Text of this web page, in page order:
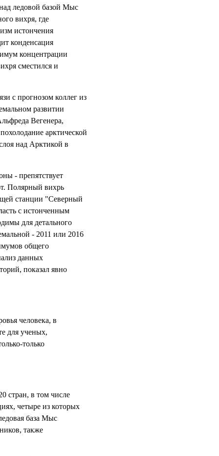
ледовой базой Мыс
вихря, где
истончения
конденсация
концентрации
сместился и
с прогнозом коллег из
развитии
Вегенера,
арктической
над Арктикой в
- препятствует
Полярный вихрь
станции "Северный
с истонченным
для детального
- 2011 или 2016
общего
данных
показал явно
человека, в
для ученых,
только
стран, в том числе
четыре из которых
база Мыс
также